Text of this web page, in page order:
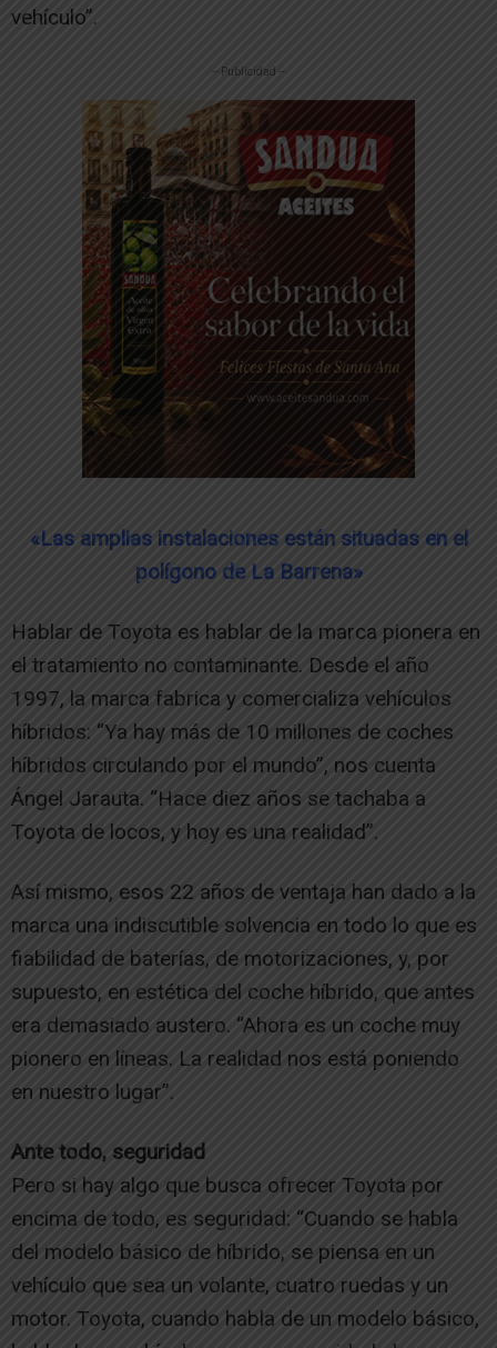
vehículo”.
-- Publicidad --
«Las amplias instalaciones están situadas en el
polígono de La Barrena»
Hablar de Toyota es hablar de la marca pionera en
el tratamiento no contaminante. Desde el año
1997, la marca fabrica y comercializa vehículos
híbridos: “Ya hay más de 10 millones de coches
híbridos circulando por el mundo”, nos cuenta
Ángel Jarauta. “Hace diez años se tachaba a
Toyota de locos, y hoy es una realidad”.
Así mismo, esos 22 años de ventaja han dado a la
marca una indiscutible solvencia en todo lo que es
fiabilidad de baterías, de motorizaciones, y, por
supuesto, en estética del coche híbrido, que antes
era demasiado austero. “Ahora es un coche muy
pionero en líneas. La realidad nos está poniendo
en nuestro lugar”.
Ante todo, seguridad
Pero si hay algo que busca ofrecer Toyota por
encima de todo, es seguridad: “Cuando se habla
del modelo básico de híbrido, se piensa en un
vehículo que sea un volante, cuatro ruedas y un
motor. Toyota, cuando habla de un modelo básico,